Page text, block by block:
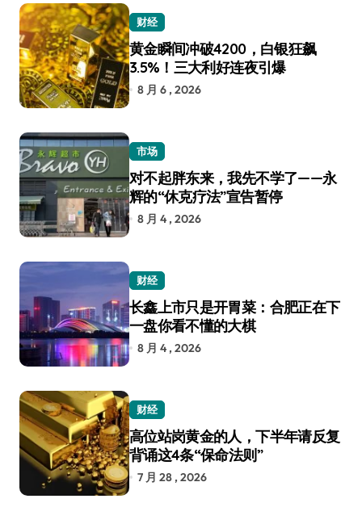
财经
黄金瞬间冲破4200，白银狂飙
3.5%！三大利好连夜引爆
8 月 6 , 2026
市场
对不起胖东来，我先不学了——永
辉的“休克疗法”宣告暂停
8 月 4 , 2026
财经
长鑫上市只是开胃菜：合肥正在下
一盘你看不懂的大棋
8 月 4 , 2026
财经
高位站岗黄金的人，下半年请反复
背诵这4条“保命法则”
7 月 28 , 2026